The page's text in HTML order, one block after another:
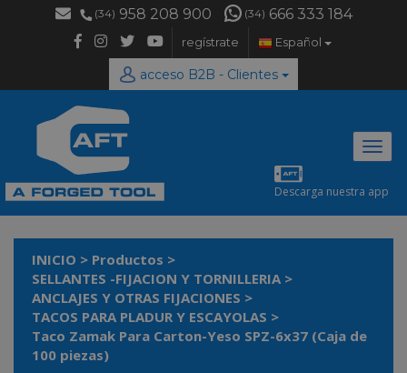
(34) 958 208 900 (34) 666 333 184
regístrate Español
acceso B2B - Clientes
Descarga nuestra app
INICIO > Productos >
SELLANTES -FIJACION Y TORNILLERIA >
ANCLAJES Y OTRAS FIJACIONES >
TACOS PARA PLADUR Y ESCAYOLAS >
Taco Zamak Para Carton-Yeso SPZ-6x37 (Caja de
100 piezas)